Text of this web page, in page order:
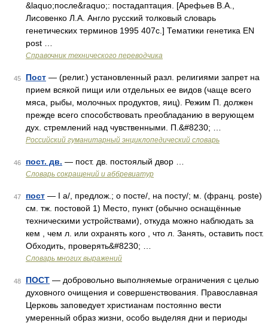
&laquo;после&raquo;: постадаптация. [Арефьев В.А.,
Лисовенко Л.А. Англо русский толковый словарь
генетических терминов 1995 407с.] Тематики генетика EN
post …
Справочник технического переводчика
45 Пост — (религ.) установленный разл. религиями запрет на
прием всякой пищи или отдельных ее видов (чаще всего
мяса, рыбы, молочных продуктов, яиц). Режим П. должен
прежде всего способствовать преобладанию в верующем
дух. стремлений над чувственными. П.&#8230; …
Российский гуманитарный энциклопедический словарь
46 пост. дв. — пост. дв. постоялый двор …
Словарь сокращений и аббревиатур
47 пост — I а/, предлож.; о посте/, на посту/; м. (франц. poste)
см. тж. постовой 1) Место, пункт (обычно оснащённые
техническими устройствами), откуда можно наблюдать за
кем , чем л. или охранять кого , что л. Занять, оставить пост.
Обходить, проверять&#8230; …
Словарь многих выражений
48 ПОСТ — добровольно выполняемые ограничения с целью
духовного очищения и совершенствования. Православная
Церковь заповедует христианам постоянно вести
умеренный образ жизни, особо выделяя дни и периоды